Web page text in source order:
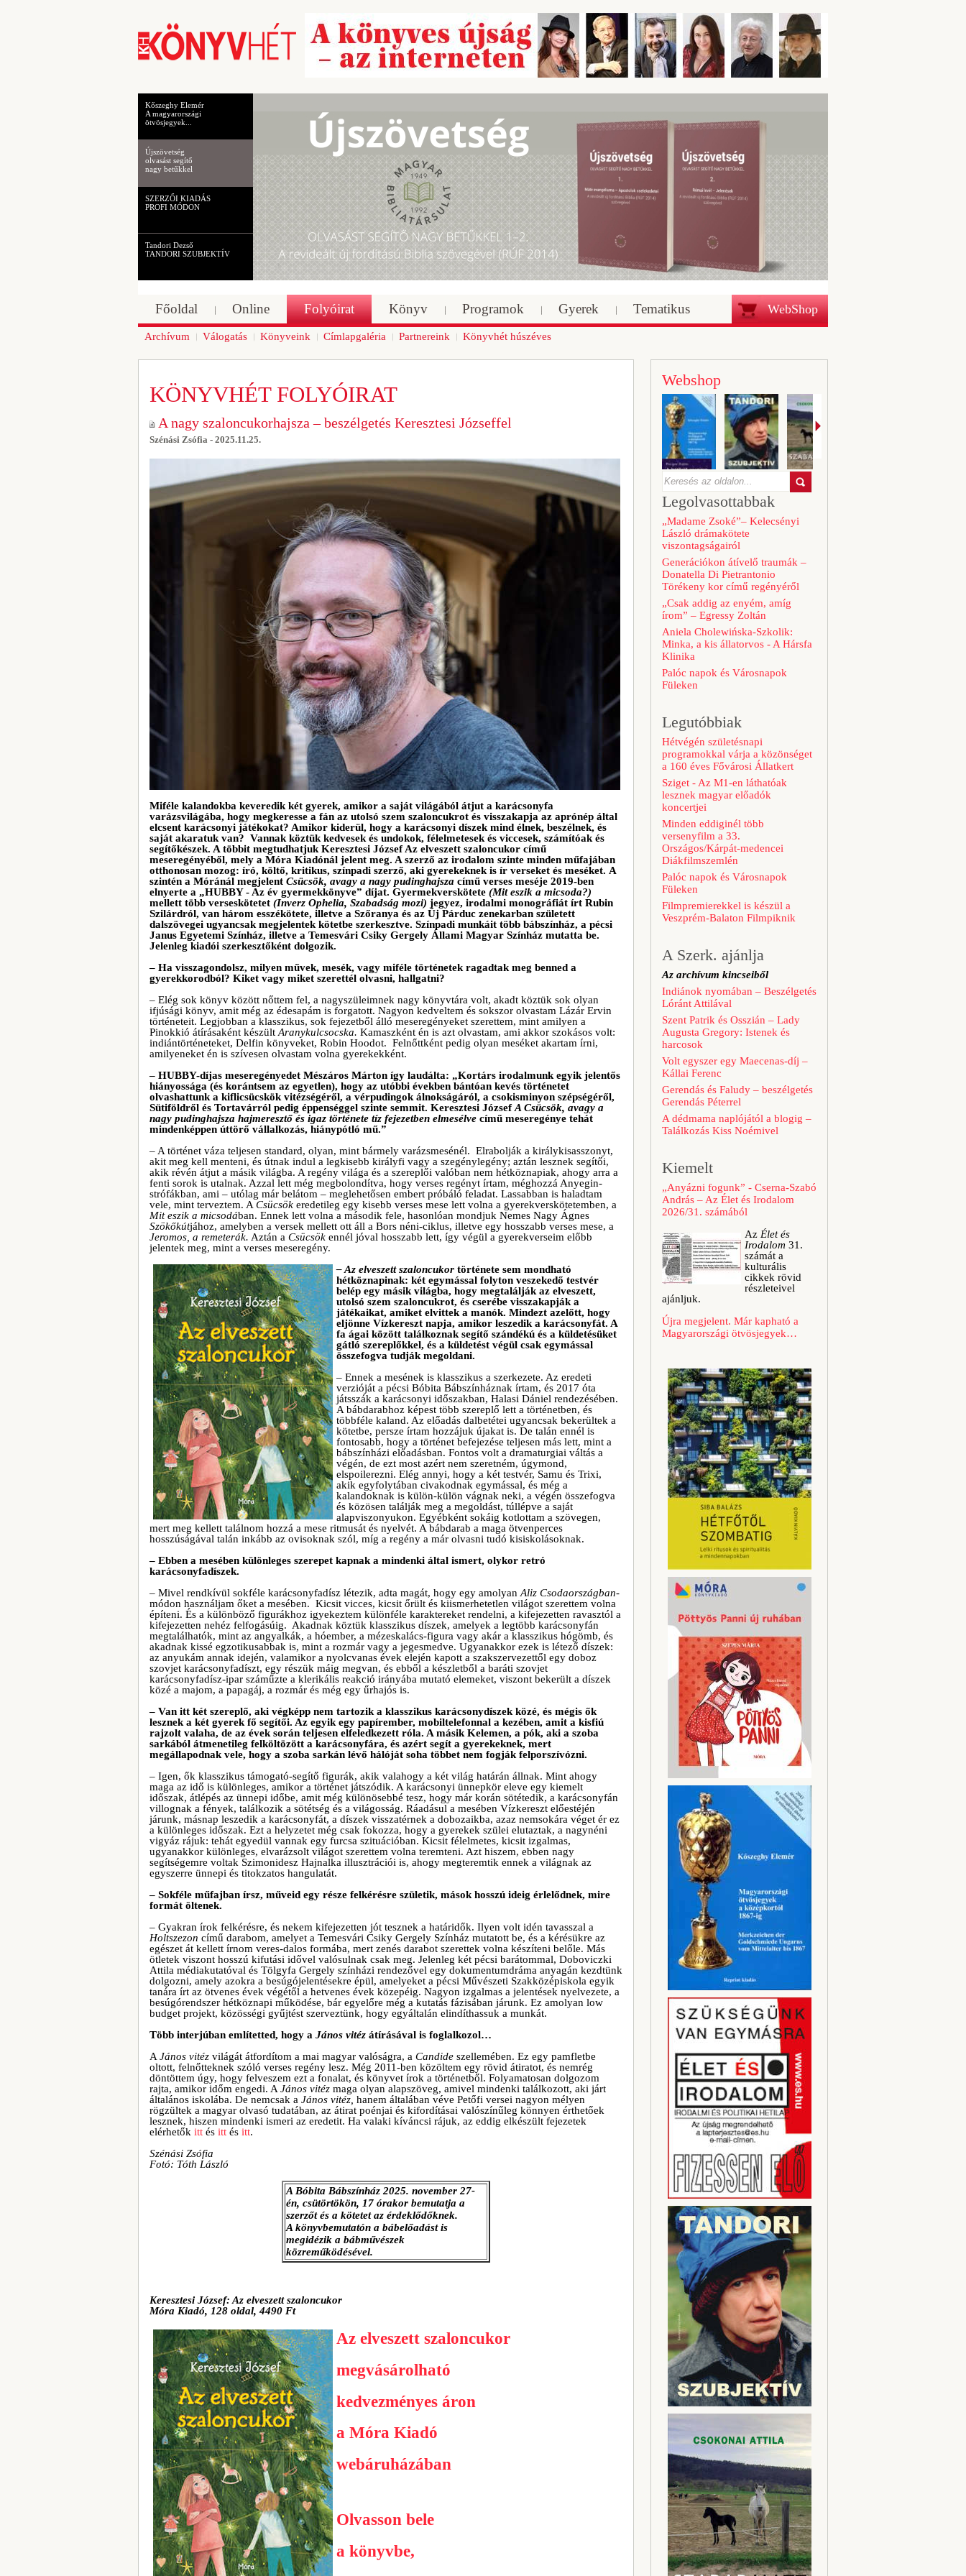
Kőszeghy Elemér
A magyarországi
ötvösjegyek...
Újszövetség
olvasást segítő
nagy betűkkel
SZERZŐI KIADÁS
PROFI MÓDON
Tandori Dezső
TANDORI SZUBJEKTÍV
WebShop
Főoldal Online Folyóirat Könyv Programok Gyerek Tematikus
Archívum Válogatás Könyveink Címlapgaléria Partnereink Könyvhét húszéves
KÖNYVHÉT FOLYÓIRAT
A nagy szaloncukorhajsza – beszélgetés Keresztesi Józseffel
Szénási Zsófia - 2025.11.25.
Miféle kalandokba keveredik két gyerek, amikor a saját világából átjut a karácsonyfa
varázsvilágába, hogy megkeresse a fán az utolsó szem szaloncukrot és visszakapja az aprónép által
elcsent karácsonyi játékokat? Amikor kiderül, hogy a karácsonyi díszek mind élnek, beszélnek, és
saját akaratuk van? Vannak köztük kedvesek és undokok, félelmetesek és viccesek, számítóak és
segítőkészek. A többit megtudhatjuk Keresztesi József Az elveszett szaloncukor című
meseregényéből, mely a Móra Kiadónál jelent meg. A szerző az irodalom szinte minden műfajában
otthonosan mozog: író, költő, kritikus, színpadi szerző, aki gyerekeknek is ír verseket és meséket. A
szintén a Móránál megjelent Csücsök, avagy a nagy pudinghajsza című verses meséje 2019-ben
elnyerte a „HUBBY - Az év gyermekkönyve” díjat. Gyermekverskötete (Mit eszik a micsoda?)
mellett több verseskötetet (Inverz Ophelia, Szabadság mozi) jegyez, irodalmi monográfiát írt Rubin
Szilárdról, van három esszékötete, illetve a Szőranya és az Új Párduc zenekarban született
dalszövegei ugyancsak megjelentek kötetbe szerkesztve. Színpadi munkáit több bábszínház, a pécsi
Janus Egyetemi Színház, illetve a Temesvári Csiky Gergely Állami Magyar Színház mutatta be.
Jelenleg kiadói szerkesztőként dolgozik.
– Ha visszagondolsz, milyen művek, mesék, vagy miféle történetek ragadtak meg benned a
gyerekkorodból? Kiket vagy miket szerettél olvasni, hallgatni?
– Elég sok könyv között nőttem fel, a nagyszüleimnek nagy könyvtára volt, akadt köztük sok olyan
ifjúsági könyv, amit még az édesapám is forgatott. Nagyon kedveltem és sokszor olvastam Lázár Ervin
történeteit. Legjobban a klasszikus, sok fejezetből álló meseregényeket szerettem, mint amilyen a
Pinokkió átírásaként készült Aranykulcsocska. Kamaszként én is azt olvastam, ami akkor szokásos volt:
indiántörténeteket, Delfin könyveket, Robin Hoodot. Felnőttként pedig olyan meséket akartam írni,
amilyeneket én is szívesen olvastam volna gyerekekként.
– HUBBY-díjas meseregényedet Mészáros Márton így laudálta: „Kortárs irodalmunk egyik jelentős
hiányossága (és korántsem az egyetlen), hogy az utóbbi években bántóan kevés történetet
olvashattunk a kiflicsücskök vitézségéről, a vérpudingok álnokságáról, a csokisminyon szépségéről,
Sütiföldről és Tortavárról pedig éppenséggel szinte semmit. Keresztesi JózsefA Csücsök, avagy a
nagy pudinghajsza hajmeresztő és igaz története tíz fejezetben elmesélve című meseregénye tehát
mindenképpen úttörő vállalkozás, hiánypótló mű.”
– A történet váza teljesen standard, olyan, mint bármely varázsmesénél. Elrabolják a királykisasszonyt,
akit meg kell menteni, és útnak indul a legkisebb királyfi vagy a szegénylegény; aztán lesznek segítői,
akik révén átjut a másik világba. A regény világa és a szereplői valóban nem hétköznapiak, ahogy arra a
fenti sorok is utalnak. Azzal lett még megbolondítva, hogy verses regényt írtam, méghozzá Anyegin-
strófákban, ami – utólag már belátom – meglehetősen embert próbáló feladat. Lassabban is haladtam
vele, mint terveztem. A Csücsök eredetileg egy kisebb verses mese lett volna a gyerekverskötetemben, a
Mit eszik a micsodában. Ennek lett volna a második fele, hasonlóan mondjuk Nemes Nagy Ágnes
Szökőkútjához, amelyben a versek mellett ott áll a Bors néni-ciklus, illetve egy hosszabb verses mese, a
Jeromos, a remeterák. Aztán a Csücsök ennél jóval hosszabb lett, így végül a gyerekverseim előbb
jelentek meg, mint a verses meseregény.
– Az elveszett szaloncukor története sem mondható
hétköznapinak: két egymással folyton veszekedő testvér
belép egy másik világba, hogy megtalálják az elveszett,
utolsó szem szaloncukrot, és cserébe visszakapják a
játékaikat, amiket elvittek a manók. Mindezt azelőtt, hogy
eljönne Vízkereszt napja, amikor leszedik a karácsonyfát. A
fa ágai között találkoznak segítő szándékú és a küldetésüket
gátló szereplőkkel, és a küldetést végül csak egymással
összefogva tudják megoldani.
– Ennek a mesének is klasszikus a szerkezete. Az eredeti
verzióját a pécsi Bóbita Bábszínháznak írtam, és 2017 óta
játsszák a karácsonyi időszakban, Halasi Dániel rendezésében.
A bábdarabhoz képest több szereplő lett a történetben, és
többféle kaland. Az előadás dalbetétei ugyancsak bekerültek a
kötetbe, persze írtam hozzájuk újakat is. De talán ennél is
fontosabb, hogy a történet befejezése teljesen más lett, mint a
bábszínházi előadásban. Fontos volt a dramaturgiai váltás a
végén, de ezt most azért nem szeretném, úgymond,
elspoilerezni. Elég annyi, hogy a két testvér, Samu és Trixi,
akik egyfolytában civakodnak egymással, és még a
kalandoknak is külön-külön vágnak neki, a végén összefogva
és közösen találják meg a megoldást, túllépve a saját
alapviszonyukon. Egyébként sokáig kotlottam a szövegen,
mert meg kellett találnom hozzá a mese ritmusát és nyelvét. A bábdarab a maga ötvenperces
hosszúságával talán inkább az ovisoknak szól, míg a regény a már olvasni tudó kisiskolásoknak.
– Ebben a mesében különleges szerepet kapnak a mindenki által ismert, olykor retró
karácsonyfadíszek.
– Mivel rendkívül sokféle karácsonyfadísz létezik, adta magát, hogy egy amolyan Aliz Csodaországban-
módon használjam őket a mesében. Kicsit vicces, kicsit őrült és kiismerhetetlen világot szerettem volna
építeni. És a különböző figurákhoz igyekeztem különféle karaktereket rendelni, a kifejezetten ravasztól a
kifejezetten nehéz felfogásúig. Akadnak köztük klasszikus díszek, amelyek a legtöbb karácsonyfán
megtalálhatók, mint az angyalkák, a hóember, a mézeskalács-figura vagy akár a klasszikus hógömb, és
akadnak kissé egzotikusabbak is, mint a rozmár vagy a jegesmedve. Ugyanakkor ezek is létező díszek:
az anyukám annak idején, valamikor a nyolcvanas évek elején kapott a szakszervezettől egy doboz
szovjet karácsonyfadíszt, egy részük máig megvan, és ebből a készletből a baráti szovjet
karácsonyfadísz-ipar száműzte a klerikális reakció irányába mutató elemeket, viszont bekerült a díszek
közé a majom, a papagáj, a rozmár és még egy űrhajós is.
– Van itt két szereplő, aki végképp nem tartozik a klasszikus karácsonydíszek közé, és mégis ők
lesznek a két gyerek fő segítői. Az egyik egy papírember, mobiltelefonnal a kezében, amit a kisfiú
rajzolt valaha, de az évek során teljesen elfeledkezett róla. A másik Kelemen, a pók, aki a szoba
sarkából átmenetileg felköltözött a karácsonyfára, és azért segít a gyerekeknek, mert
megállapodnak vele, hogy a szoba sarkán lévő hálóját soha többet nem fogják felporszívózni.
– Igen, ők klasszikus támogató-segítő figurák, akik valahogy a két világ határán állnak. Mint ahogy
maga az idő is különleges, amikor a történet játszódik. A karácsonyi ünnepkör eleve egy kiemelt
időszak, átlépés az ünnepi időbe, amit még különösebbé tesz, hogy már korán sötétedik, a karácsonyfán
villognak a fények, találkozik a sötétség és a világosság. Ráadásul a mesében Vízkereszt előestéjén
járunk, másnap leszedik a karácsonyfát, a díszek visszatérnek a dobozaikba, azaz nemsokára véget ér ez
a különleges időszak. Ezt a helyzetet még csak fokozza, hogy a gyerekek szülei elutaztak, a nagynéni
vigyáz rájuk: tehát egyedül vannak egy furcsa szituációban. Kicsit félelmetes, kicsit izgalmas,
ugyanakkor különleges, elvarázsolt világot szerettem volna teremteni. Azt hiszem, ebben nagy
segítségemre voltak Szimonidesz Hajnalka illusztrációi is, ahogy megteremtik ennek a világnak az
egyszerre ünnepi és titokzatos hangulatát.
– Sokféle műfajban írsz, műveid egy része felkérésre születik, mások hosszú ideig érlelődnek, mire
formát öltenek.
– Gyakran írok felkérésre, és nekem kifejezetten jót tesznek a határidők. Ilyen volt idén tavasszal a
Holtszezon című darabom, amelyet a Temesvári Csiky Gergely Színház mutatott be, és a kérésükre az
egészet át kellett írnom veres-dalos formába, mert zenés darabot szerettek volna készíteni belőle. Más
ötletek viszont hosszú kifutási idővel valósulnak csak meg. Jelenleg két pécsi barátommal, Doboviczki
Attila médiakutatóval és Tölgyfa Gergely színházi rendezővel egy dokumentumdráma anyagán kezdtünk
dolgozni, amely azokra a besúgójelentésekre épül, amelyeket a pécsi Művészeti Szakközépiskola egyik
tanára írt az ötvenes évek végétől a hetvenes évek közepéig. Nagyon izgalmas a jelentések nyelvezete, a
besúgórendszer hétköznapi működése, bár egyelőre még a kutatás fázisában járunk. Ez amolyan low
budget projekt, közösségi gyűjtést szerveztünk, hogy egyáltalán elindíthassuk a munkát.
Több interjúban említetted, hogy a János vitéz átírásával is foglalkozol…
A János vitéz világát átfordítom a mai magyar valóságra, a Candide szellemében. Ez egy pamfletbe
oltott, felnőtteknek szóló verses regény lesz. Még 2011-ben közöltem egy rövid átiratot, és nemrég
döntöttem úgy, hogy felveszem ezt a fonalat, és könyvet írok a történetből. Folyamatosan dolgozom
rajta, amikor időm engedi. A János vitéz maga olyan alapszöveg, amivel mindenki találkozott, aki járt
általános iskolába. De nemcsak a János vitéz, hanem általában véve Petőfi versei nagyon mélyen
rögzültek a magyar olvasó tudatában, az átirat poénjai és kifordításai valószínűleg könnyen érthetőek
lesznek, hiszen mindenki ismeri az eredetit. Ha valaki kíváncsi rájuk, az eddig elkészült fejezetek
elérhetők itt és itt és itt.
Szénási Zsófia
Fotó: Tóth László
A Bóbita Bábszínház 2025. november 27-
én, csütörtökön, 17 órakor bemutatja a
szerzőt és a kötetet az érdeklődőknek.
A könyvbemutatón a bábelőadást is
megidézik a bábművészek
közreműködésével.
Keresztesi József: Az elveszett szaloncukor
Móra Kiadó, 128 oldal, 4490 Ft
Az elveszett szaloncukor
megvásárolható
kedvezményes áron
a Móra Kiadó
webáruházában
Olvasson bele
a könyvbe,
Webshop
Legolvasottabbak
„Madame Zsoké”– Kelecsényi
László drámakötete
viszontagságairól
Generációkon átívelő traumák –
Donatella Di Pietrantonio
Törékeny kor című regényéről
„Csak addig az enyém, amíg
írom” – Egressy Zoltán
Aniela Cholewińska-Szkolik:
Minka, a kis állatorvos - A Hársfa
Klinika
Palóc napok és Városnapok
Füleken
Legutóbbiak
Hétvégén születésnapi
programokkal várja a közönséget
a 160 éves Fővárosi Állatkert
Sziget - Az M1-en láthatóak
lesznek magyar előadók
koncertjei
Minden eddiginél több
versenyfilm a 33.
Országos/Kárpát-medencei
Diákfilmszemlén
Palóc napok és Városnapok
Füleken
Filmpremierekkel is készül a
Veszprém-Balaton Filmpiknik
A Szerk. ajánlja
Az archívum kincseiből
Indiánok nyomában – Beszélgetés
Lóránt Attilával
Szent Patrik és Osszián – Lady
Augusta Gregory: Istenek és
harcosok
Volt egyszer egy Maecenas-díj –
Kállai Ferenc
Gerendás és Faludy – beszélgetés
Gerendás Péterrel
A dédmama naplójától a blogig –
Találkozás Kiss Noémivel
Kiemelt
„Anyázni fogunk” - Cserna-Szabó
András – Az Élet és Irodalom
2026/31. számából
Az Élet és
Irodalom 31.
számát a
kulturális
cikkek rövid
részleteivel
ajánljuk.
Újra megjelent. Már kapható a
Magyarországi ötvösjegyek…